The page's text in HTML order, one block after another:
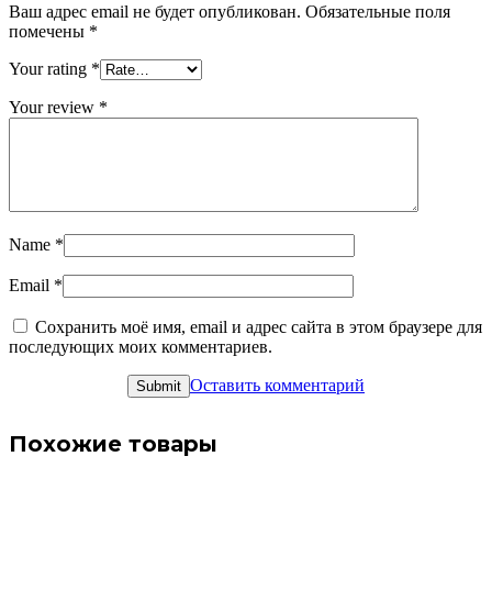
Ваш адрес email не будет опубликован. Обязательные поля
помечены *
Your rating *
Your review *
Name *
Email *
Сохранить моё имя, email и адрес сайта в этом браузере для
последующих моих комментариев.
Оставить комментарий
Похожие товары